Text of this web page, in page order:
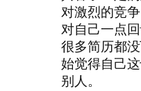
对激烈的竞
对自己一点
很多简历都
始觉得自己
别人。